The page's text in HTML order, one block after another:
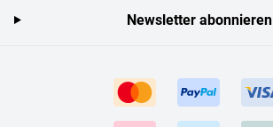
Newsletter abonnieren